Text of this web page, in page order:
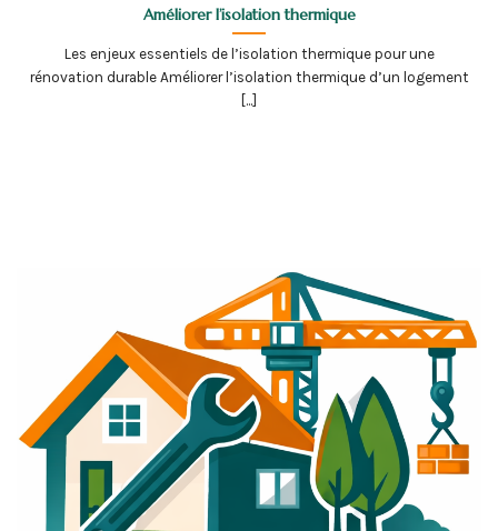
Améliorer l’isolation thermique
Les enjeux essentiels de l’isolation thermique pour une
rénovation durable Améliorer l’isolation thermique d’un logement
[...]